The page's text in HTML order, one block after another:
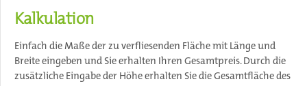
Kalkulation
Einfach die Maße der zu verfliesenden Fläche mit Länge und
Breite eingeben und Sie erhalten Ihren Gesamtpreis. Durch die
zusätzliche Eingabe der Höhe erhalten Sie die Gesamtfläche des